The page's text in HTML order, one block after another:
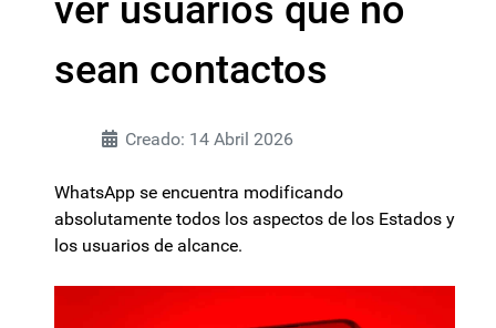
ver usuarios que no
sean contactos
Creado: 14 Abril 2026
WhatsApp se encuentra modificando
absolutamente todos los aspectos de los Estados y
los usuarios de alcance.